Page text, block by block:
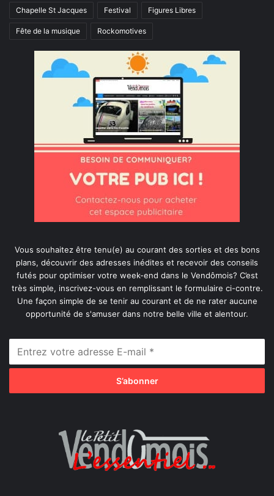
Chapelle St Jacques Festival Figures Libres
Fête de la musique Rockomotives
Vous souhaitez être tenu(e) au courant des sorties et des bons
plans, découvrir des adresses inédites et recevoir des conseils
futés pour optimiser votre week-end dans le Vendômois? C’est
très simple, inscrivez-vous en remplissant le formulaire ci-contre.
Une façon simple de se tenir au courant et de ne rater aucune
opportunité de s'amuser dans notre belle ville et alentour.